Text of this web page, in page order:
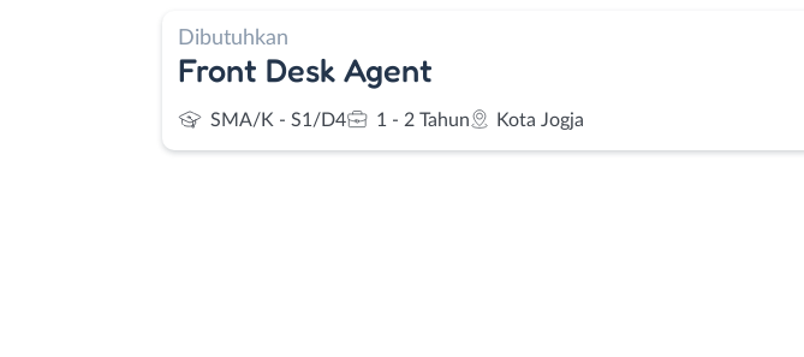
Dibutuhkan
Front Desk Agent
SMA/K - S1/D4 1 - 2 Tahun Kota Jogja